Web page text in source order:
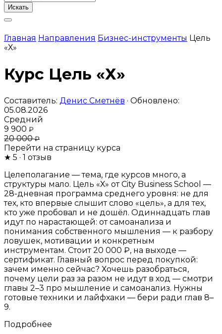
Искать
Главная Направления Бизнес-инструменты Цель
«Х»
Курс Цель «Х»
Составитель: Денис Сметнёв · Обновлено:
05.08.2026
Средний
9 900 ₽
20 000₽
Перейти на страницу курса
★ 5 · 1 отзыв
Целеполагание — тема, где курсов много, а
структуры мало. Цель «Х» от City Business School —
28-дневная программа среднего уровня: не для
тех, кто впервые слышит слово «цель», а для тех,
кто уже пробовал и не дошёл. Одиннадцать глав
идут по нарастающей: от самоанализа и
понимания собственного мышления — к разбору
ловушек, мотивации и конкретным
инструментам. Стоит 20 000 ₽, на выходе —
сертификат. Главный вопрос перед покупкой:
зачем именно сейчас? Хочешь разобраться,
почему цели раз за разом не идут в ход — смотри
главы 2–3 про мышление и самоанализ. Нужны
готовые техники и лайфхаки — бери ради глав 8–
9.
Подробнее